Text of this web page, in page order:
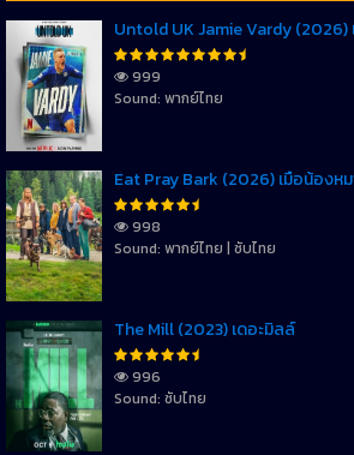
Untold UK Jamie Vardy (2026)
999
Sound: พากย์ไทย
Eat Pray Bark (2026) เมื่อน้องห
998
Sound: พากย์ไทย | ซับไทย
The Mill (2023) เดอะมิลล์
996
Sound: ซับไทย